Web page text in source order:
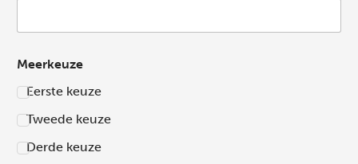
Meerkeuze
Eerste keuze
Tweede keuze
Derde keuze